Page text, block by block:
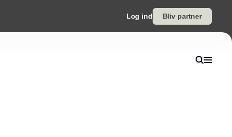
Log ind Bliv partner